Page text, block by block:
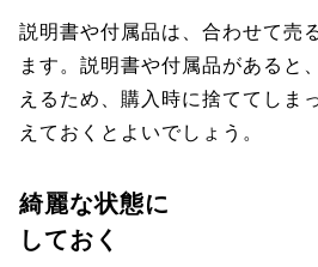
説明書や付属品は、合わせて売
ます。説明書や付属品があると
えるため、購入時に捨ててしま
えておくとよいでしょう。
綺麗な状態に
しておく